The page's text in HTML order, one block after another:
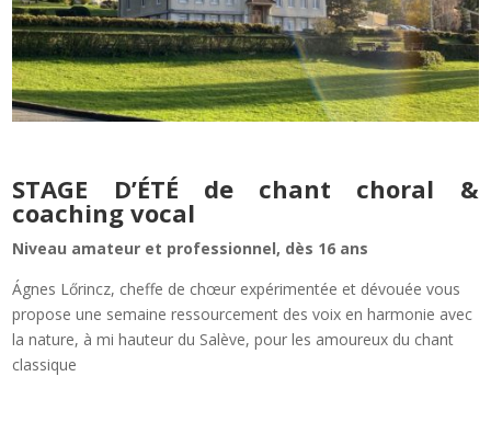
STAGE D’ÉTÉ de chant choral &
coaching vocal
Niveau amateur et professionnel, dès 16 ans
Ágnes Lőrincz, cheffe de chœur expérimentée et dévouée vous
propose une semaine ressourcement des voix en harmonie avec
la nature, à mi hauteur du Salève, pour les amoureux du chant
classique